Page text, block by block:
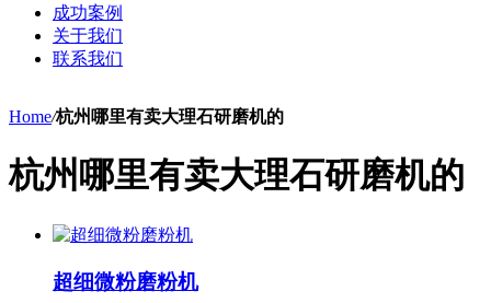
成功案例
关于我们
联系我们
Home/杭州哪里有卖大理石研磨机的
杭州哪里有卖大理石研磨机的
超细微粉磨粉机